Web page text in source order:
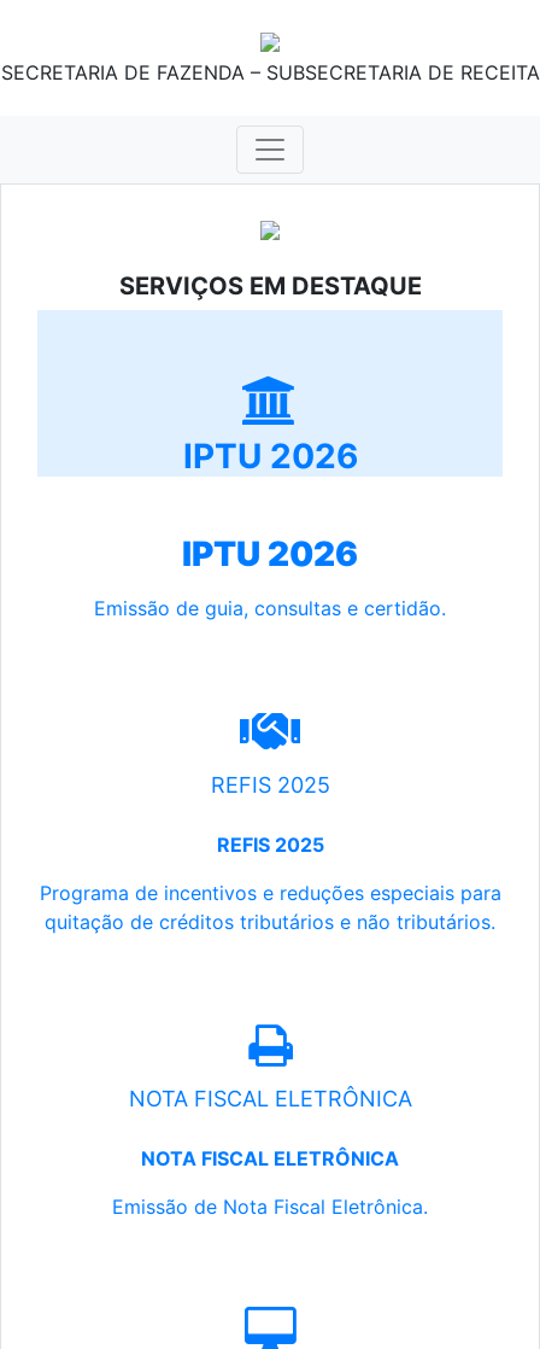
SECRETARIA DE FAZENDA – SUBSECRETARIA DE RECEITA
SERVIÇOS EM DESTAQUE
IPTU 2026
IPTU 2026
Emissão de guia, consultas e certidão.
REFIS 2025
REFIS 2025
Programa de incentivos e reduções especiais para
quitação de créditos tributários e não tributários.
NOTA FISCAL ELETRÔNICA
NOTA FISCAL ELETRÔNICA
Emissão de Nota Fiscal Eletrônica.